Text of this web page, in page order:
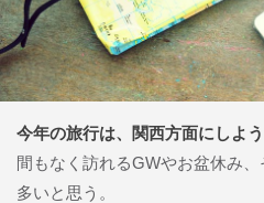
今年の旅行は、関西方面にしよう
間もなく訪れるGWやお盆休み
多いと思う。